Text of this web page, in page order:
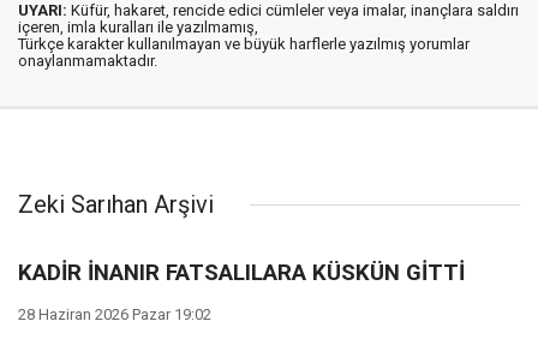
UYARI: Küfür, hakaret, rencide edici cümleler veya imalar, inançlara saldırı
içeren, imla kuralları ile yazılmamış,
Türkçe karakter kullanılmayan ve büyük harflerle yazılmış yorumlar
onaylanmamaktadır.
Zeki Sarıhan Arşivi
KADİR İNANIR FATSALILARA KÜSKÜN GİTTİ
28 Haziran 2026 Pazar 19:02